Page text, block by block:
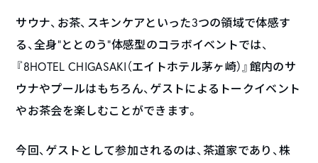
サウナ、お茶、スキンケアといった3つの領域で体感す
る、全身”ととのう”体感型のコラボイベントでは、
『8HOTEL CHIGASAKI（エイトホテル茅ヶ崎）』館内のサ
ウナやプールはもちろん、ゲストによるトークイベント
やお茶会を楽しむことができます。
今回、ゲストとして参加されるのは、茶道家であり、株